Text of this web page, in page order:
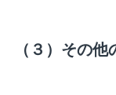
（３）その他